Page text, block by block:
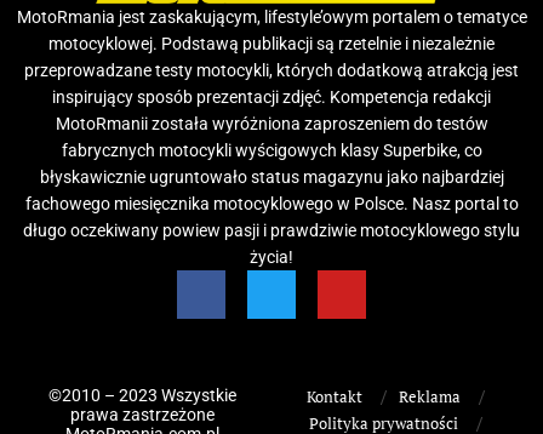
MotoRmania jest zaskakującym, lifestyle’owym portalem o tematyce
motocyklowej. Podstawą publikacji są rzetelnie i niezależnie
przeprowadzane testy motocykli, których dodatkową atrakcją jest
inspirujący sposób prezentacji zdjęć. Kompetencja redakcji
MotoRmanii została wyróżniona zaproszeniem do testów
fabrycznych motocykli wyścigowych klasy Superbike, co
błyskawicznie ugruntowało status magazynu jako najbardziej
fachowego miesięcznika motocyklowego w Polsce. Nasz portal to
długo oczekiwany powiew pasji i prawdziwie motocyklowego stylu
życia!
©2010 – 2023 Wszystkie
prawa zastrzeżone
Kontakt
Reklama
Polityka prywatności